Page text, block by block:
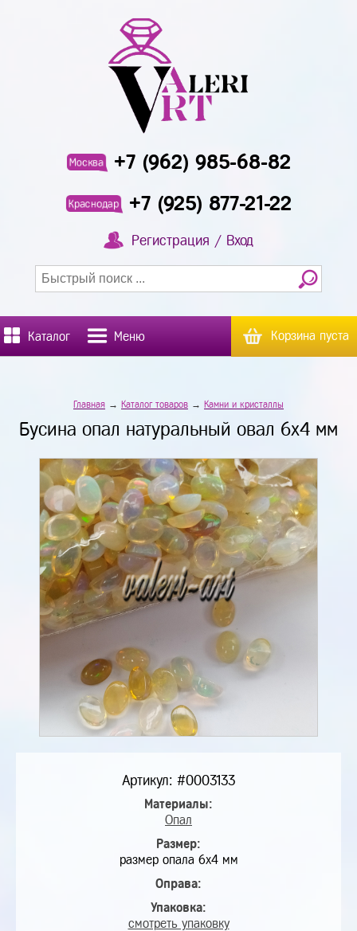
Москва +7 (962) 985-68-82
Краснодар +7 (925) 877-21-22
Регистрация / Вход
Каталог Меню Корзина пуста
Главная → Каталог товаров → Камни и кристаллы
Бусина опал натуральный овал 6х4 мм
Артикул: #0003133
Материалы:
Опал
Размер:
размер опала 6х4 мм
Оправа:
Упаковка:
смотреть упаковку